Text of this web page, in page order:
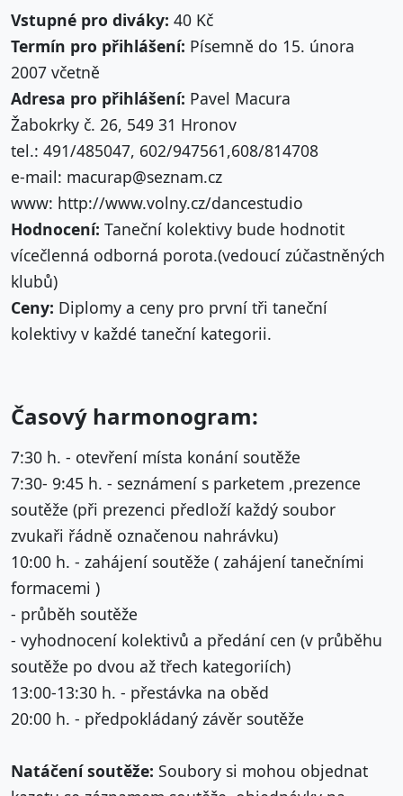
Vstupné pro diváky: 40 Kč
Termín pro přihlášení: Písemně do 15. února
2007 včetně
Adresa pro přihlášení: Pavel Macura
Žabokrky č. 26, 549 31 Hronov
tel.: 491/485047, 602/947561,608/814708
e-mail: macurap@seznam.cz
www: http://www.volny.cz/dancestudio
Hodnocení: Taneční kolektivy bude hodnotit
vícečlenná odborná porota.(vedoucí zúčastněných
klubů)
Ceny: Diplomy a ceny pro první tři taneční
kolektivy v každé taneční kategorii.
Časový harmonogram:
7:30 h. - otevření místa konání soutěže
7:30- 9:45 h. - seznámení s parketem ,prezence
soutěže (při prezenci předloží každý soubor
zvukaři řádně označenou nahrávku)
10:00 h. - zahájení soutěže ( zahájení tanečními
formacemi )
- průběh soutěže
- vyhodnocení kolektivů a předání cen (v průběhu
soutěže po dvou až třech kategoriích)
13:00-13:30 h. - přestávka na oběd
20:00 h. - předpokládaný závěr soutěže
Natáčení soutěže: Soubory si mohou objednat